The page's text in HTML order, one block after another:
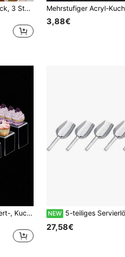
1 Stück/5 Stück/4 Stück, 3 Stück durchsichtiger U-förmiger Acryl Aufbewahrungsständer, geeignet für Make-up Produkte Aufbewahrung, mehrstufiger Präsentationsständer für Kunstwerke, geeignet für Kosmetik, Desserts, Kunstwerke Präsentation, Live-Streaming Präsentation, auch für Küche und Bad Aufbewahrung geeignet - noch schöner und transparenter nach Entfernen der Außenfolie
3,88€
3 Stück/5 Stück Dessert-, Kuchenetagere, U-förmiges Acryl Aufbewahrungsregal, transparenter Acryl-Ausstellungsständer für Tischplatte, Figuren, Blind Box NEW 5-teiliges Servierlöffel-Set aus Edelstahl, Eislöffel, geeignet für Desserts, Eiswürfel und Salate, für den
27,58€